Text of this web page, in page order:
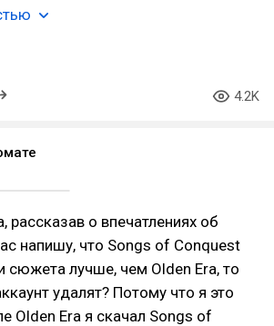
4.2K
рассказав о впечатлениях об
напишу, что Songs of Conquest
сюжета лучше, чем Olden Era, то
удалят? Потому что я это
Olden Era я скачал Songs of